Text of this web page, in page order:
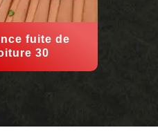
fuite de
30